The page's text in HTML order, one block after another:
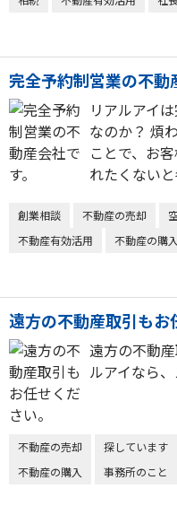
完全予約制営業の不動
リアルアイ
なのか？ 煩
ことで、お
れたくないと
創業相談 不動産の売却
不動産有効活用
不動産の購入
遠方の不動産取引もお
遠方の不動
ルアイなら、
不動産の売却 探しています
不動産の購入
事務所のこと